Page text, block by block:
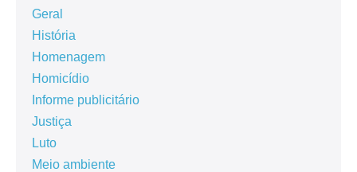
Geral
História
Homenagem
Homicídio
Informe publicitário
Justiça
Luto
Meio ambiente